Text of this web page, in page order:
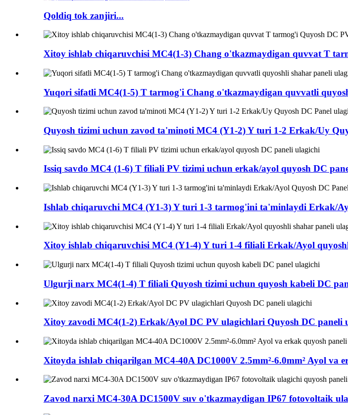
Qoldiq tok zanjiri...
Xitoy ishlab chiqaruvchisi MC4(1-3) Chang o'tkazmaydigan quvvat T
Yuqori sifatli MC4(1-5) T tarmog'i Chang o'tkazmaydigan quvvatli
Quyosh tizimi uchun zavod ta'minoti MC4 (Y1-2) Y turi 1-2 Erkak/Uy
Issiq savdo MC4 (1-6) T filiali PV tizimi uchun erkak/ayol quyosh DC
Ishlab chiqaruvchi MC4 (Y1-3) Y turi 1-3 tarmog'ini ta'minlaydi Erkak/
Xitoy ishlab chiqaruvchisi MC4 (Y1-4) Y turi 1-4 filiali Erkak/Ayol
Ulgurji narx MC4(1-4) T filiali Quyosh tizimi uchun quyosh kabeli DC
Xitoy zavodi MC4(1-2) Erkak/Ayol DC PV ulagichlari Quyosh DC paneli
Xitoyda ishlab chiqarilgan MC4-40A DC1000V 2.5mm²-6.0mm² Ayol va
Zavod narxi MC4-30A DC1500V suv o'tkazmaydigan IP67 fotovoltaik